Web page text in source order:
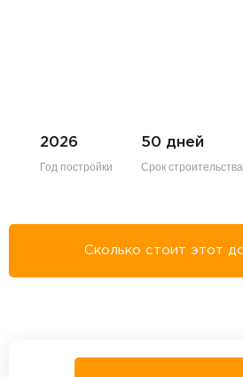
2026
Год постройки
50 дней
Срок строительства
Сколько стоит этот